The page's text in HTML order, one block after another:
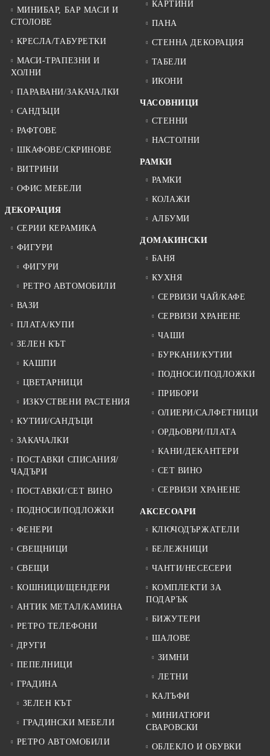
МИНИБАР, БАР МАСИ И
СТОЛОВЕ
КРЕСЛА/ТАБУРЕТКИ
МАСИ-ТРАПЕЗНИ И
ХОЛНИ
ПАРАВАНИ/ЗАКАЧАЛКИ
САНДЪЦИ
РАФТОВЕ
ШКАФОВЕ/СКРИНОВЕ
ВИТРИНИ
ОФИС МЕБЕЛИ
ДЕКОРАЦИЯ
СЕРИИ КЕРАМИКА
ФИГУРИ
ФИГУРИ
РЕТРО АВТОМОБИЛИ
ВАЗИ
ПЛАТА/КУПИ
ЗЕЛЕН КЪТ
КАШПИ
ЦВЕТАРНИЦИ
ИЗКУСТВЕНИ РАСТЕНИЯ
КУТИИ/САНДЪЦИ
ЗАКАЧАЛКИ
ПОСТАВКИ СПИСАНИЯ/
ЧАДЪРИ
ПОСТАВКИ/СЕТ ВИНО
ПОДНОСИ/ПОДЛОЖКИ
ФЕНЕРИ
СВЕЩНИЦИ
СВЕЩИ
КОШНИЦИ/ЩЕНДЕРИ
АНТИК МЕТАЛ/КАМИНА
РЕТРО ТЕЛЕФОНИ
ДРУГИ
ПЕПЕЛНИЦИ
ГРАДИНА
ЗЕЛЕН КЪТ
ГРАДИНСКИ МЕБЕЛИ
РЕТРО АВТОМОБИЛИ
КАРТИНИ
ПАНА
СТЕННА ДЕКОРАЦИЯ
ТАБЕЛИ
ИКОНИ
ЧАСОВНИЦИ
СТЕННИ
НАСТОЛНИ
РАМКИ
РАМКИ
КОЛАЖИ
АЛБУМИ
ДОМАКИНСКИ
БАНЯ
КУХНЯ
СЕРВИЗИ ЧАЙ/КАФЕ
СЕРВИЗИ ХРАНЕНЕ
ЧАШИ
БУРКАНИ/КУТИИ
ПОДНОСИ/ПОДЛОЖКИ
ПРИБОРИ
ОЛИЕРИ/САЛФЕТНИЦИ
ОРДЬОВРИ/ПЛАТА
КАНИ/ДЕКАНТЕРИ
СЕТ ВИНО
СЕРВИЗИ ХРАНЕНЕ
АКСЕСОАРИ
КЛЮЧОДЪРЖАТЕЛИ
БЕЛЕЖНИЦИ
ЧАНТИ/НЕСЕСЕРИ
КОМПЛЕКТИ ЗА
ПОДАРЪК
БИЖУТЕРИ
ШАЛОВЕ
ЗИМНИ
ЛЕТНИ
КАЛЪФИ
МИНИАТЮРИ
СВАРОВСКИ
ОБЛЕКЛО И ОБУВКИ